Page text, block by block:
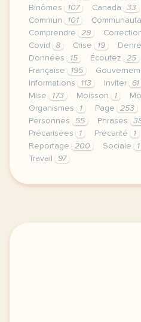
Binômes
107 Canada 33
Commun
101
Comprendre
29
Covid
8 Crise 19
Données
15 Écoutez 25
Française
195
Informations
113 Inviter 61
Mise
173 Moisson 1
Organismes
1 Page 253
Personnes
55 Phrases
Précarisées
1 Précarité 1
Reportage
200 Sociale 1
Travail
97
le respect de votre